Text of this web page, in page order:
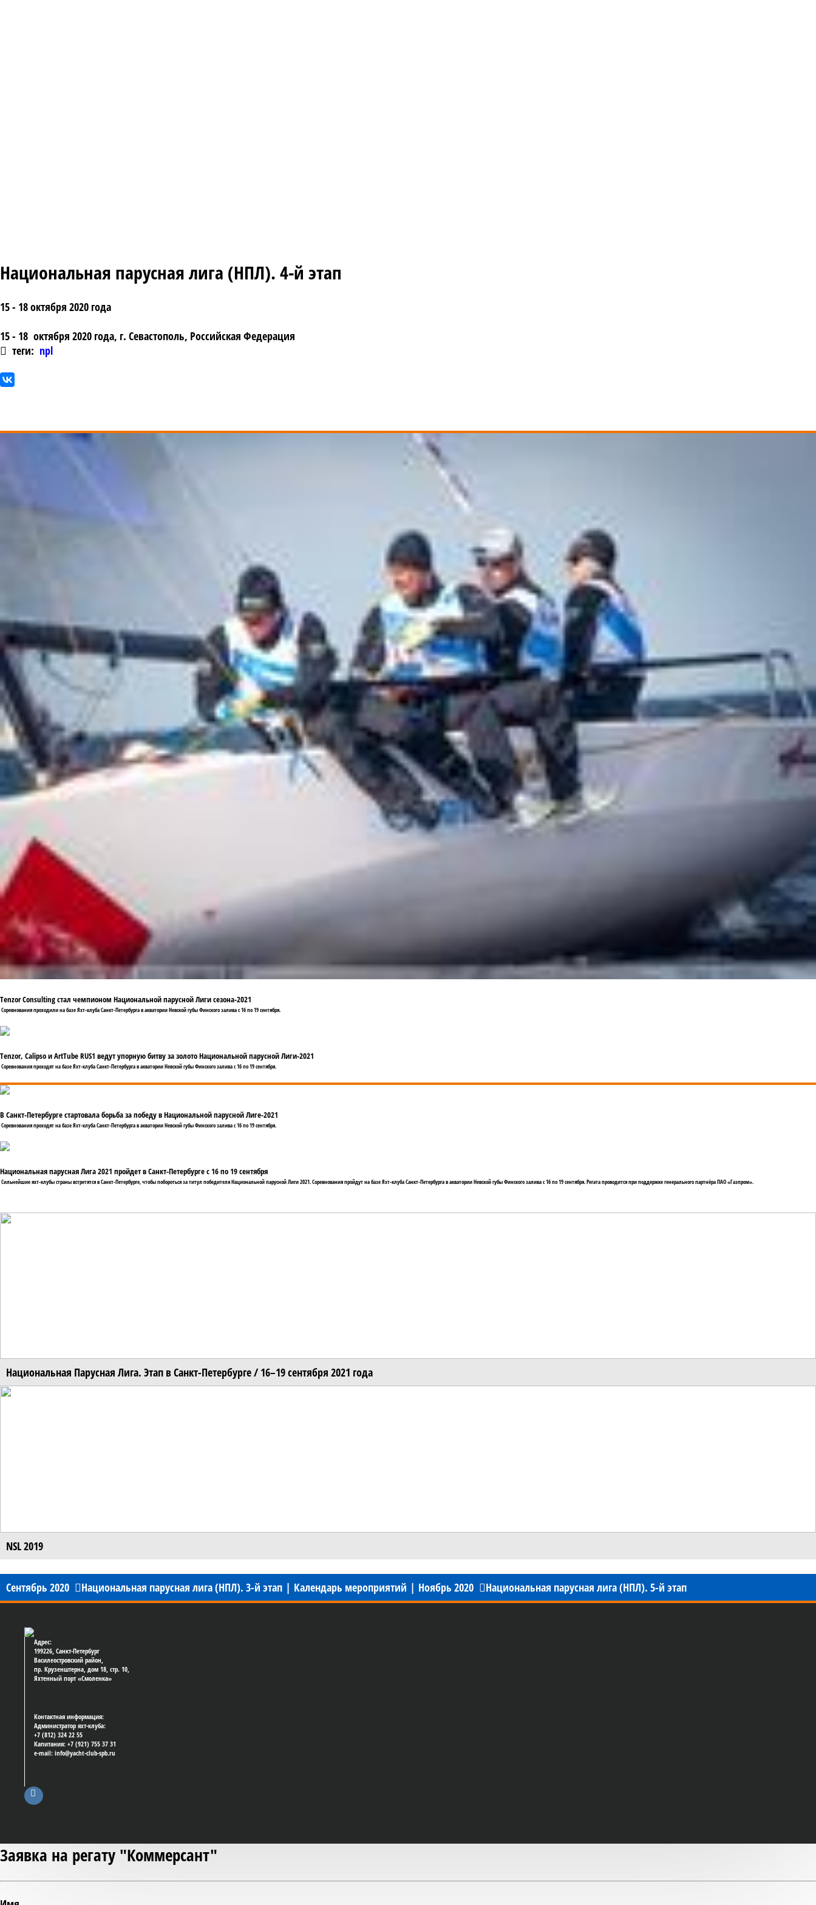
Национальная парусная лига (НПЛ). 4-й этап
15 - 18 октября 2020 года
15 - 18 октября 2020 года, г. Севастополь, Российская Федерация
теги: npl
Tenzor Consulting стал чемпионом Национальной парусной Лиги сезона-2021
Соревнования проходили на базе Яхт-клуба Санкт-Петербурга в акватории Невской губы Финского залива с 16 по 19 сентября.
Tenzor, Calipso и ArtTube RUS1 ведут упорную битву за золото Национальной парусной Лиги-2021
Соревнования проходят на базе Яхт-клуба Санкт-Петербурга в акватории Невской губы Финского залива с 16 по 19 сентября.
В Санкт-Петербурге стартовала борьба за победу в Национальной парусной Лиге-2021
Соревнования проходят на базе Яхт-клуба Санкт-Петербурга в акватории Невской губы Финского залива с 16 по 19 сентября.
Национальная парусная Лига 2021 пройдет в Санкт-Петербурге с 16 по 19 сентября
Сильнейшие яхт-клубы страны встретятся в Санкт-Петербурге, чтобы побороться за титул победителя Национальной парусной Лиги 2021. Соревнования пройдут на базе Яхт-клуба Санкт-Петербурга в акватории Невской губы Финского залива с 16 по 19 сентября. Регата проводится при поддержке генерального партнёра ПАО «Газпром».
Национальная Парусная Лига. Этап в Санкт-Петербурге / 16–19 сентября 2021 года
NSL 2019
Сентябрь 2020 Национальная парусная лига (НПЛ). 3-й этап | Календарь мероприятий | Ноябрь 2020 Национальная парусная лига (НПЛ). 5-й этап
Адрес:
199226, Санкт-Петербург
Василеостровский район,
пр. Крузенштерна, дом 18, стр. 10,
Яхтенный порт «Смоленка»
Контактная информация:
Администратор яхт-клуба:
+7 (812) 324 22 55
Капитания: +7 (921) 755 37 31
e-mail: info@yacht-club-spb.ru
Заявка на регату "Коммерсант"